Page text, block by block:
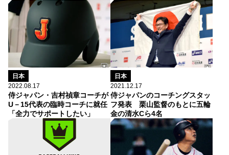
日本
2022.08.17
侍ジャパン・吉村禎章コーチが
U－15代表の臨時コーチに就任
「全力でサポートしたい」
日本
2021.12.17
侍ジャパンのコーチングスタッ
フ発表 栗山監督のもとに五輪
金の清水Cら4名